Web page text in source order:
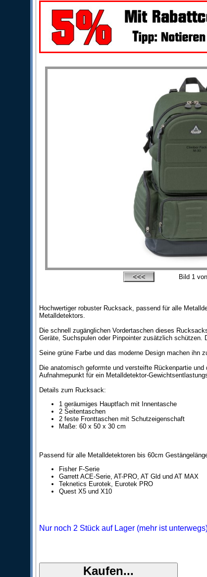
Bild 1
Hochwertiger robuster Rucksack, passend für alle
Metalldetektors.
Die schnell zugänglichen Vordertaschen dieses
Geräte, Suchspulen oder Pinpointer zusätzlich schützen.
Seine grüne Farbe und das moderne Design machen ihn
Die anatomisch geformte und versteifte Rückenpartie
Aufnahmepunkt für ein Metalldetektor-
Details zum Rucksack:
1 geräumiges Hauptfach mit Innentasche
2 Seitentaschen
2 feste Fronttaschen mit Schutzeigenschaft
Maße: 60 x 50 x 30 cm
Passend für alle Metalldetektoren bis 60cm
Fisher F-Serie
Garrett ACE-Serie, AT-PRO, AT Gld und AT MAX
Teknetics Eurotek, Eurotek PRO
Quest X5 und X10
Nur noch 2 Stück auf Lager (mehr ist